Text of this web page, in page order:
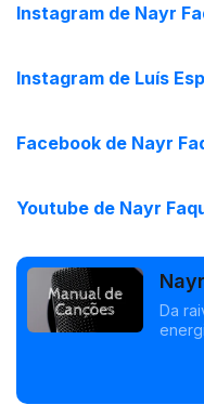
Instagram de Nayr
Instagram de Luís
Facebook de Nayr
Youtube de Nayr
Da
de
com